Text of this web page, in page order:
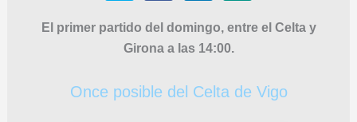
El primer partido del domingo, entre el Celta y
Girona a las 14:00.
Once posible del Celta de Vigo